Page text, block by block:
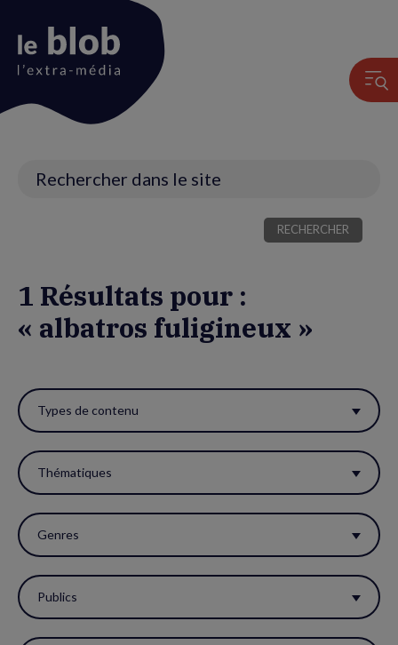
1 Résultats pour :
« albatros fuligineux »
ces
filtres
pour
réactualiser
la
page.
Types de contenu
Thématiques
Genres
Publics